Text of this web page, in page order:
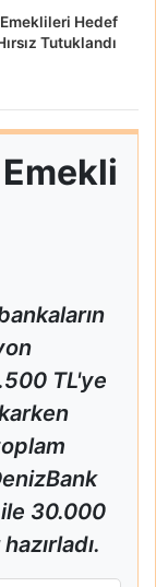
Hedef
Tutuklandı
TL'ye
30.000